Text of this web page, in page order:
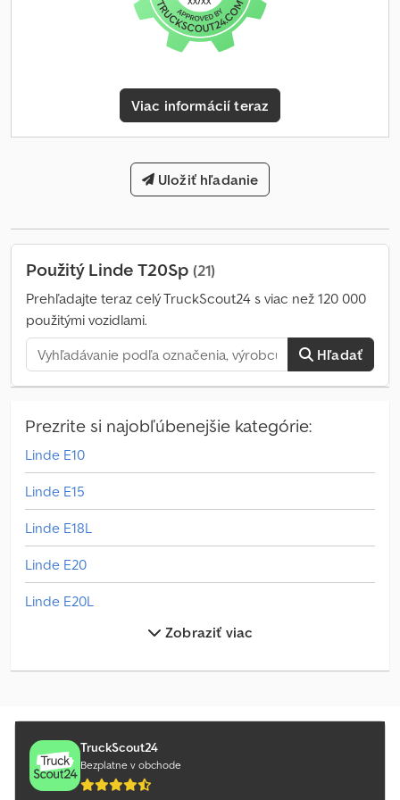
Viac informácií teraz
Uložiť hľadanie
Použitý Linde T20Sp (21)
Prehľadajte teraz celý TruckScout24 s viac než 120 000
použitými vozidlami.
Hľadať
Prezrite si najobľúbenejšie kategórie:
Linde E10
Linde E15
Linde E18L
Linde E20
Linde E20L
Linde E20Phl
Linde E25L
Linde E30L
Zobraziť viac
TruckScout24
Bezplatne v obchode